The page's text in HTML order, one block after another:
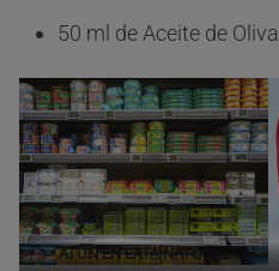
50 ml de Aceite de Oliva
ATÚN EN LATA NATURAL